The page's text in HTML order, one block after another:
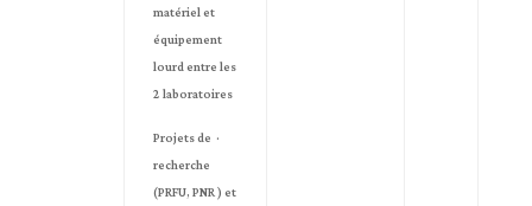
matériel et
équipement
lourd entre les
2 laboratoires
· Projets de
recherche
(PRFU, PNR ) et